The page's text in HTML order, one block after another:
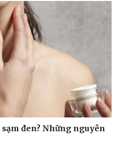
đen? Những nguyên